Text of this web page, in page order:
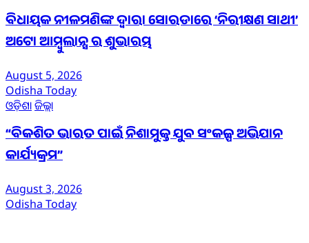
ବିଧାୟକ ନୀଳମଣିଙ୍କ ଦ୍ବାରା ସୋରଡାରେ ‘ନିରୀକ୍ଷଣ ସାଥୀ’
ଅଟୋ ଆମ୍ବୁଲାନ୍ସ ର ଶୁଭାରମ୍ଭ
August 5, 2026
Odisha Today
ଓଡ଼ିଶାଜିଲ୍ଲା
“ବିକଶିତ ଭାରତ ପାଇଁ ନିଶାମୁକ୍ତ ଯୁବ ସଂକଳ୍ପ ଅଭିଯାନ
କାର୍ଯ୍ୟକ୍ରମ”
August 3, 2026
Odisha Today